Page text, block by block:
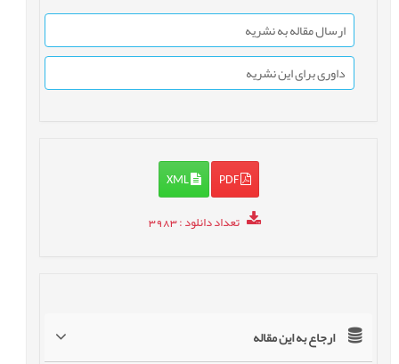
ارسال مقاله به نشریه
داوری برای این نشریه
PDF
XML
تعداد دانلود: 3983
ارجاع به این مقاله